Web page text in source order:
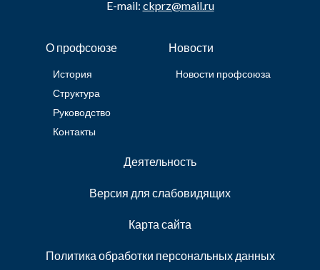
E-mail: ckprz@mail.ru
О профсоюзе
История
Структура
Руководство
Контакты
Новости
Новости профсоюза
Деятельность
Версия для слабовидящих
Карта сайта
Политика обработки персональных данных